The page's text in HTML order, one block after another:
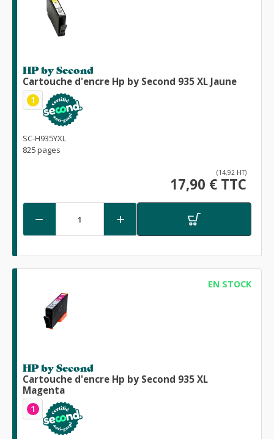
HP by Second
Cartouche d'encre Hp by Second 935 XL Jaune
1
SC-H935YXL
825 pages
(14,92 HT)
17,90 € TTC
 
EN STOCK
HP by Second
Cartouche d'encre Hp by Second 935 XL
Magenta
1